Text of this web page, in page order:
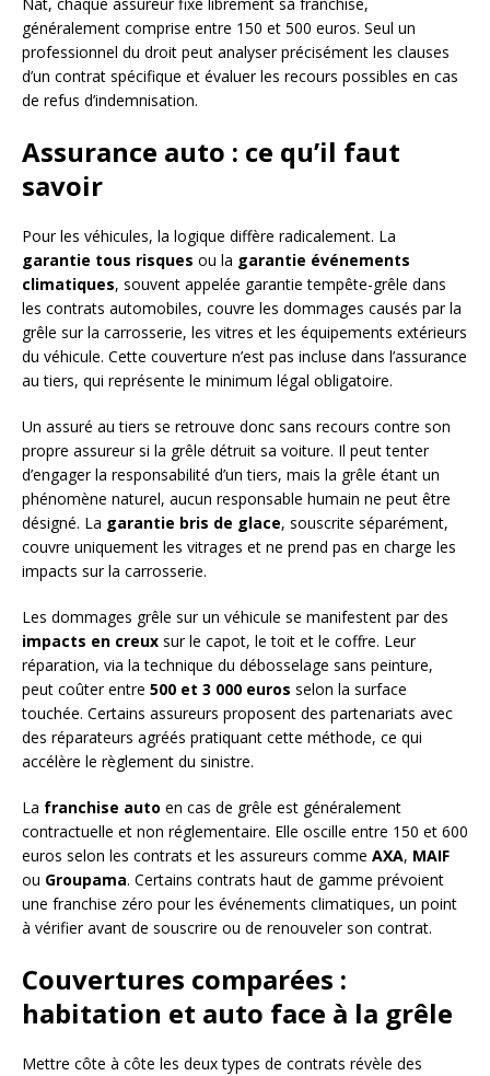
généralement comprise entre 150 et 500 euros. Seul un
professionnel du droit peut analyser précisément les clauses
d’un contrat spécifique et évaluer les recours possibles en cas
de refus d’indemnisation.
Assurance auto : ce qu’il faut
savoir
Pour les véhicules, la logique diffère radicalement. La
garantie tous risques ou la garantie événements
climatiques, souvent appelée garantie tempête-grêle dans
les contrats automobiles, couvre les dommages causés par la
grêle sur la carrosserie, les vitres et les équipements extérieurs
du véhicule. Cette couverture n’est pas incluse dans l’assurance
au tiers, qui représente le minimum légal obligatoire.
Un assuré au tiers se retrouve donc sans recours contre son
propre assureur si la grêle détruit sa voiture. Il peut tenter
d’engager la responsabilité d’un tiers, mais la grêle étant un
phénomène naturel, aucun responsable humain ne peut être
désigné. La garantie bris de glace, souscrite séparément,
couvre uniquement les vitrages et ne prend pas en charge les
impacts sur la carrosserie.
Les dommages grêle sur un véhicule se manifestent par des
impacts en creux sur le capot, le toit et le coffre. Leur
réparation, via la technique du débosselage sans peinture,
peut coûter entre 500 et 3 000 euros selon la surface
touchée. Certains assureurs proposent des partenariats avec
des réparateurs agréés pratiquant cette méthode, ce qui
accélère le règlement du sinistre.
La franchise auto en cas de grêle est généralement
contractuelle et non réglementaire. Elle oscille entre 150 et 600
euros selon les contrats et les assureurs comme AXA, MAIF
ou Groupama. Certains contrats haut de gamme prévoient
une franchise zéro pour les événements climatiques, un point
à vérifier avant de souscrire ou de renouveler son contrat.
Couvertures comparées :
habitation et auto face à la grêle
Mettre côte à côte les deux types de contrats révèle des